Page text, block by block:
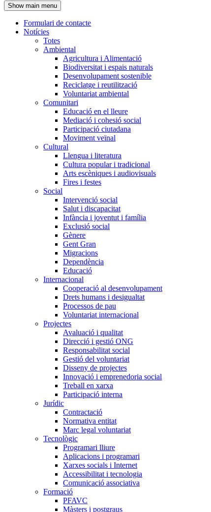
l'encapçalament
Show main menu
Navegació
principal
Formulari de contacte
Notícies
Totes
Ambiental
Agricultura i Alimentació
Biodiversitat i espais naturals
Desenvolupament sostenible
Reciclatge i reutilització
Voluntariat ambiental
Comunitari
Educació en el lleure
Mediació i cohesió social
Participació ciutadana
Moviment veïnal
Cultural
Llengua i literatura
Cultura popular i tradicional
Arts escèniques i audiovisuals
Fires i festes
Social
Intervenció social
Salut i discapacitat
Infància i joventut i família
Exclusió social
Gènere
Gent Gran
Migracions
Dependència
Educació
Internacional
Cooperació al desenvolupament
Drets humans i desigualtat
Processos de pau
Voluntariat internacional
Projectes
Avaluació i qualitat
Direcció i gestió ONG
Responsabilitat social
Gestió del voluntariat
Disseny de projectes
Innovació i emprenedoria social
Treball en xarxa
Participació interna
Jurídic
Contractació
Normativa entitat
Marc legal voluntariat
Tecnològic
Programari lliure
Aplicacions i programari
Xarxes socials i Internet
Accessibilitat i tecnologia
Comunicació associativa
Formació
PFAVC
Màsters i postgraus